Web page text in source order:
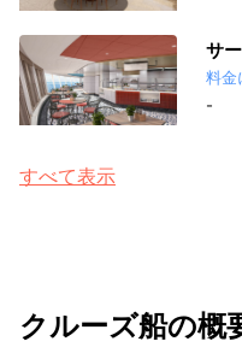
サ
料金
-
すべて表示
クルーズ船の概